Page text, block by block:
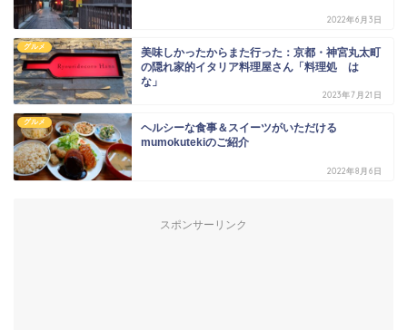
2022年6月3日
グルメ
美味しかったからまた行った：京都・神宮丸太町
の隠れ家的イタリア料理屋さん「料理処 は
な」
2023年7月21日
グルメ
ヘルシーな食事＆スイーツがいただける
mumokutekiのご紹介
2022年8月6日
スポンサーリンク